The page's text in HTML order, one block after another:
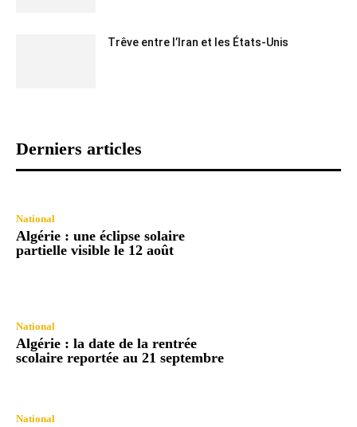
Trêve entre l’Iran et les États-Unis
Derniers articles
National
Algérie : une éclipse solaire
partielle visible le 12 août
National
Algérie : la date de la rentrée
scolaire reportée au 21 septembre
National